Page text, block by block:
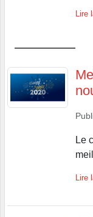
Lire
Le
Lire